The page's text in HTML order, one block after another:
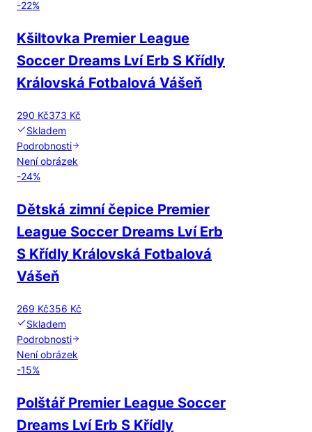
-22%
Kšiltovka Premier League
Soccer Dreams Lví Erb S Křídly
Královská Fotbalová Vášeň
290 Kč373 Kč
Skladem
Podrobnosti
Není obrázek
-24%
Dětská zimní čepice Premier
League Soccer Dreams Lví Erb
S Křídly Královská Fotbalová
Vášeň
269 Kč356 Kč
Skladem
Podrobnosti
Není obrázek
-15%
Polštář Premier League Soccer
Dreams Lví Erb S Křídly